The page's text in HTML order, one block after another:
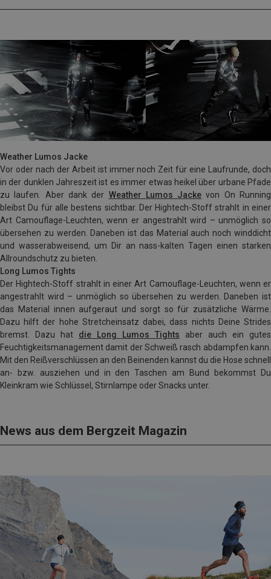
Weather Lumos Jacke
Vor oder nach der Arbeit ist immer noch Zeit für eine Laufrunde, doch
in der dunklen Jahreszeit ist es immer etwas heikel über urbane Pfade
zu laufen. Aber dank der Weather Lumos Jacke von On Running
bleibst Du für alle bestens sichtbar. Der Hightech-Stoff strahlt in einer
Art Camouflage-Leuchten, wenn er angestrahlt wird – unmöglich so
übersehen zu werden. Daneben ist das Material auch noch winddicht
und wasserabweisend, um Dir an nass-kalten Tagen einen starken
Allroundschutz zu bieten.
Long Lumos Tights
Der Hightech-Stoff strahlt in einer Art Camouflage-Leuchten, wenn er
angestrahlt wird – unmöglich so übersehen zu werden. Daneben ist
das Material innen aufgeraut und sorgt so für zusätzliche Wärme.
Dazu hilft der hohe Stretcheinsatz dabei, dass nichts Deine Strides
bremst. Dazu hat die Long Lumos Tights aber auch ein gutes
Feuchtigkeitsmanagement damit der Schweiß rasch abdampfen kann.
Mit den Reißverschlüssen an den Beinenden kannst du die Hose schnell
an- bzw. ausziehen und in den Taschen am Bund bekommst Du
Kleinkram wie Schlüssel, Stirnlampe oder Snacks unter.
News aus dem Bergzeit Magazin